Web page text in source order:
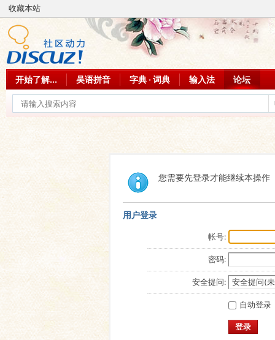
收藏本站
开始了解... 吴语拼音 字典 · 词典 输入法 论坛
您需要先登录才能继续本操作
用户登录
帐号:
密码:
安全提问:
自动登录
登录